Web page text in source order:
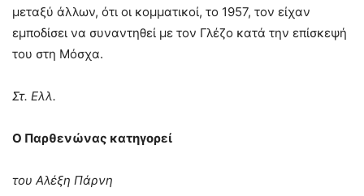
μεταξύ άλλων, ότι οι κομματικοί, το 1957, τον είχαν
εμποδίσει να συναντηθεί με τον Γλέζο κατά την επίσκεψή
του στη Μόσχα.
Στ. Ελλ.
Ο Παρθενώνας κατηγορεί
του Αλέξη Πάρνη